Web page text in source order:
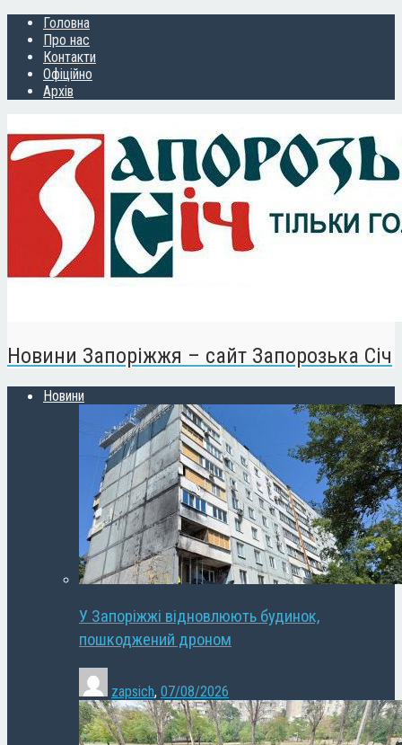
Головна
Про нас
Контакти
Офіційно
Архів
Новини Запоріжжя – сайт Запорозька Січ
Новини
У Запоріжжі відновлюють будинок,
пошкоджений дроном
zapsich, 07/08/2026